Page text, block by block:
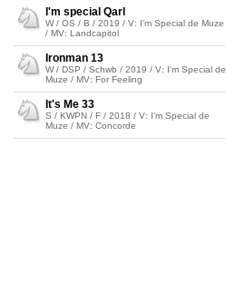
I'm special Qarl
W / OS / B / 2019 / V: I'm Special de Muze
/ MV: Landcapitol
Ironman 13
W / DSP / Schwb / 2019 / V: I'm Special de
Muze / MV: For Feeling
It's Me 33
S / KWPN / F / 2018 / V: I'm Special de
Muze / MV: Concorde